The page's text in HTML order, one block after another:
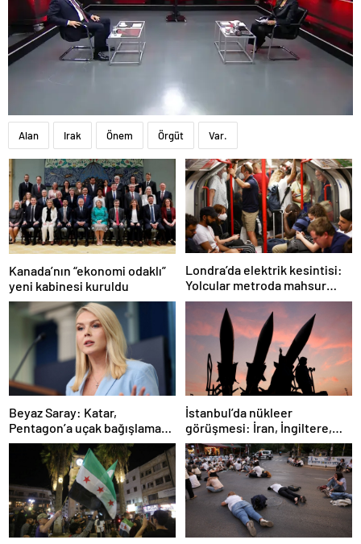
Alan Irak Önem Örgüt Var.
Kanada’nın “ekonomi odaklı”
yeni kabinesi kuruldu
Londra’da elektrik kesintisi:
Yolcular metroda mahsur
kaldı
Beyaz Saray: Katar,
Pentagon’a uçak bağışlamayı
teklif etti
İstanbul’da nükleer
görüşmesi: İran, İngiltere,
Fransa ve Almanya buluşacak